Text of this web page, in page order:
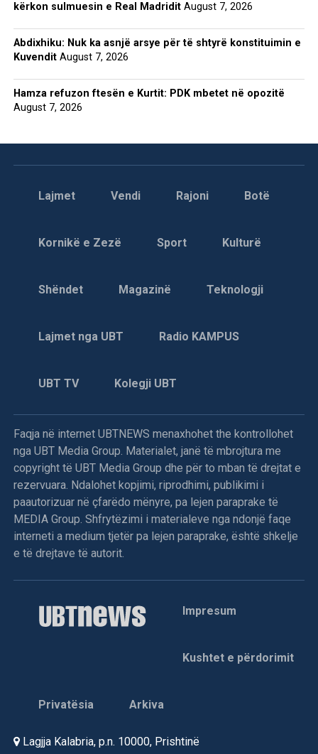
kërkon sulmuesin e Real Madridit August 7, 2026
Abdixhiku: Nuk ka asnjë arsye për të shtyrë konstituimin e
Kuvendit August 7, 2026
Hamza refuzon ftesën e Kurtit: PDK mbetet në opozitë
August 7, 2026
Lajmet Vendi Rajoni Botë
Kornikë e Zezë Sport Kulturë
Shëndet Magazinë Teknologji
Lajmet nga UBT Radio KAMPUS
UBT TV Kolegji UBT
Faqja në internet UBTNEWS menaxhohet the kontrollohet
nga UBT Media Group. Materialet, janë të mbrojtura me
copyright të UBT Media Group dhe për to mban të drejtat e
rezervuara. Ndalohet kopjimi, riprodhimi, publikimi i
paautorizuar në çfarëdo mënyre, pa lejen paraprake të
MEDIA Group. Shfrytëzimi i materialeve nga ndonjë faqe
interneti a medium tjetër pa lejen paraprake, është shkelje
e të drejtave të autorit.
Impresum
Kushtet e përdorimit
Privatësia Arkiva
Lagjja Kalabria, p.n. 10000, Prishtinë